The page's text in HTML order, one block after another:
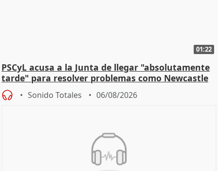
01:22
PSCyL acusa a la Junta de llegar "absolutamente
tarde" para resolver problemas como Newcastle
Sonido Totales 06/08/2026